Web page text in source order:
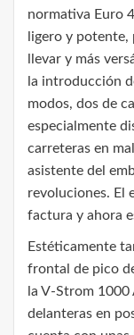
normativa Euro
ligero y potente,
llevar y más
la introducción
modos, dos de
especialmente
carreteras en
asistente del
revoluciones. El
factura y ahora
Estéticamente
frontal de pico
la V-Strom 1000
delanteras en